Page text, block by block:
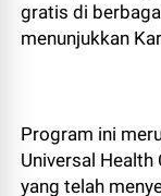
gratis di
menunjukkan
Program ini
Universal Health
yang telah